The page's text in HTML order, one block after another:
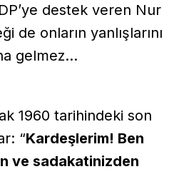
destek veren Nur
de onların yanlışlarını
gelmez…
1960 tarihindeki son
“Kardeşlerim! Ben
ve sadakatinizden